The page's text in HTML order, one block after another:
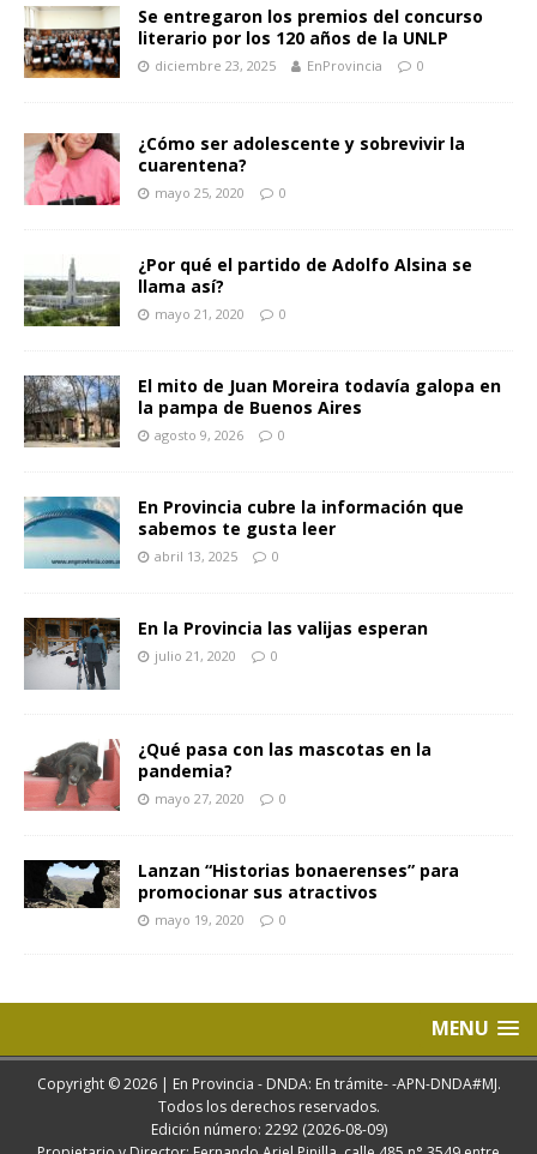
Se entregaron los premios del concurso
literario por los 120 años de la UNLP
diciembre 23, 2025 EnProvincia 0
¿Cómo ser adolescente y sobrevivir la
cuarentena?
mayo 25, 2020 0
¿Por qué el partido de Adolfo Alsina se
llama así?
mayo 21, 2020 0
El mito de Juan Moreira todavía galopa en
la pampa de Buenos Aires
agosto 9, 2026 0
En Provincia cubre la información que
sabemos te gusta leer
abril 13, 2025 0
En la Provincia las valijas esperan
julio 21, 2020 0
¿Qué pasa con las mascotas en la
pandemia?
mayo 27, 2020 0
Lanzan “Historias bonaerenses” para
promocionar sus atractivos
mayo 19, 2020 0
MENU
Copyright © 2026 | En Provincia - DNDA: En trámite- -APN-DNDA#MJ.
Todos los derechos reservados.
Edición número: 2292 (2026-08-09)